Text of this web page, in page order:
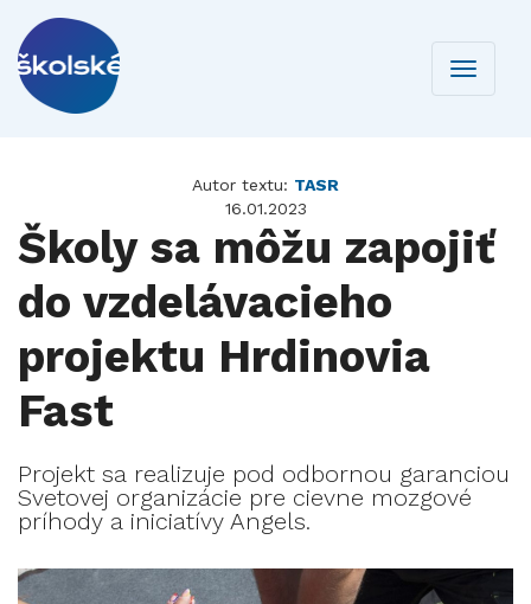
Toggle
Autor textu: TASR
16.01.2023
Školy sa môžu zapojiť
do vzdelávacieho
projektu Hrdinovia
Fast
Projekt sa realizuje pod odbornou garanciou
Svetovej organizácie pre cievne mozgové
príhody a iniciatívy Angels.